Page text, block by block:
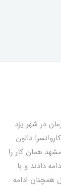
در شهر یزد
دالون
همان کار را
دادند و با
روفرشی و حوله، شغل پدر بعد از 50 سال همچنان ادامه